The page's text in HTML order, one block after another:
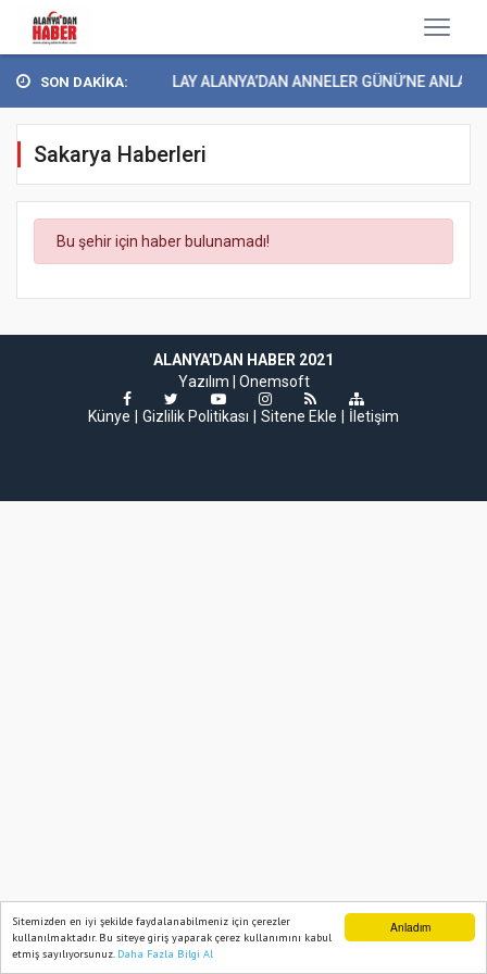
Anladım
Sitemizden en iyi şekilde faydalanabilmeniz için çerezler
kullanılmaktadır. Bu siteye giriş yaparak çerez kullanımını kabul
etmiş sayılıyorsunuz. Daha Fazla Bilgi Al
SON DAKİKA: YEŞİLAY ALANYA’DAN ANNELER GÜNÜ’NE
Sakarya Haberleri
Bu şehir için haber bulunamadı!
ALANYA'DAN HABER 2021
Yazılım | Onemsoft
Künye
Gizlilik Politikası Sitene Ekle İletişim
Ana Sayfa Web TV